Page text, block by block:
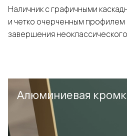
Наличник с графичными
и четко очерченным профилем
завершения
Алюминиевая